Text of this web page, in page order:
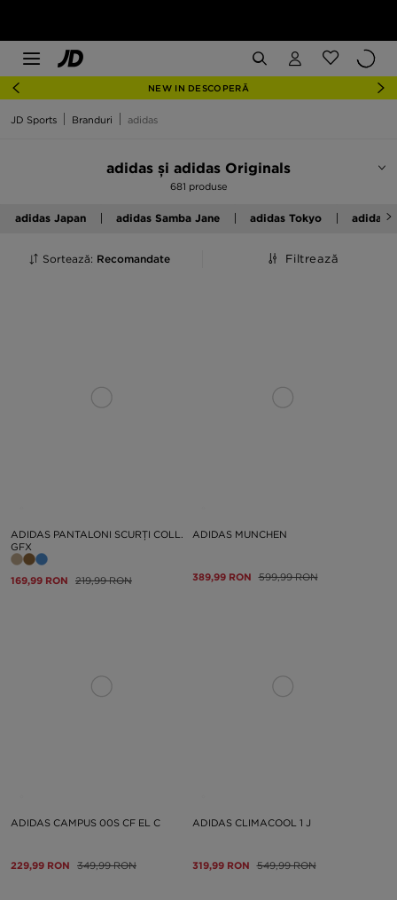
NEW IN DESCOPERĂ
JD Sports Branduri adidas
adidas și adidas Originals
681 produse
adidas Japan adidas Samba Jane adidas Tokyo adidas
Sortează: Recomandate Filtrează
ADIDAS PANTALONI SCURȚI COLL.
GFX
169,99 RON 219,99 RON
ADIDAS MUNCHEN
389,99 RON 599,99 RON
ADIDAS CAMPUS 00S CF EL C
229,99 RON 349,99 RON
ADIDAS CLIMACOOL 1 J
319,99 RON 549,99 RON